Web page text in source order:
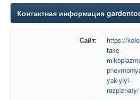
Контактная информация
Сайт:
https://
take-
yak-yiyi-
rozpiznaty/